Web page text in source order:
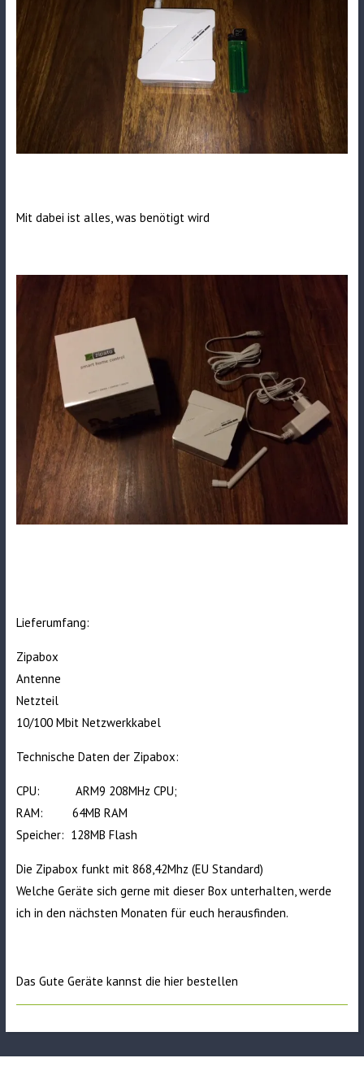
Mit dabei ist alles, was benötigt wird
Lieferumfang:
Zipabox
Antenne
Netzteil
10/100 Mbit Netzwerkkabel
Technische Daten der Zipabox:
CPU: ARM9 208MHz CPU;
RAM: 64MB RAM
Speicher: 128MB Flash
Die Zipabox funkt mit 868,42Mhz (EU Standard)
Welche Geräte sich gerne mit dieser Box unterhalten, werde
ich in den nächsten Monaten für euch herausfinden.
Das Gute Geräte kannst die hierbestellen